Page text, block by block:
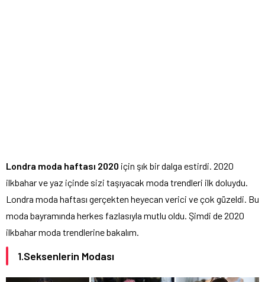
Londra moda haftası 2020 için şık bir dalga estirdi. 2020
ilkbahar ve yaz içinde sizi taşıyacak moda trendleri ilk doluydu.
Londra moda haftası gerçekten heyecan verici ve çok güzeldi. Bu
moda bayramında herkes fazlasıyla mutlu oldu. Şimdi de 2020
ilkbahar moda trendlerine bakalım.
1.Seksenlerin Modası